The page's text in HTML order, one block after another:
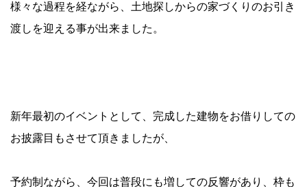
様々な過程を経ながら、土地探しからの家づくりのお引き
渡しを迎える事が出来ました。
新年最初のイベントとして、完成した建物をお借りしての
お披露目もさせて頂きましたが、
予約制ながら、今回は普段にも増しての反響があり、枠も